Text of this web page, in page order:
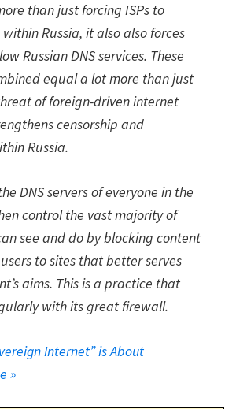
than just forcing ISPs to
Russia, it also also forces
Russian DNS services. These
equal a lot more than just
of foreign-driven internet
censorship and
Russia.
DNS servers of everyone in the
control the vast majority of
see and do by blocking content
to sites that better serves
aims. This is a practice that
with its great firewall.
Internet” is About
»